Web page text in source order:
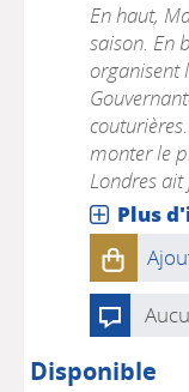
En haut,
saison. En
organisent
monter le
Londres
Plus
Disponible